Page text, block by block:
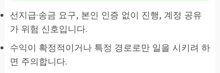
선지급·송금 요구, 본인 인증 없이 진행, 계정 공유
가 위험 신호입니다.
수익이 확정적이거나 특정 경로로만 일을 시키려 하
면 주의합니다.